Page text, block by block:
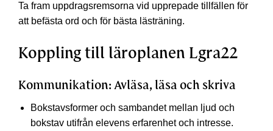
Ta fram uppdragsremsorna vid upprepade tillfällen för
att befästa ord och för bästa lästräning.
Koppling till läroplanen Lgra22
Kommunikation: Avläsa, läsa och skriva
Bokstavsformer och sambandet mellan ljud och
bokstav utifrån elevens erfarenhet och intresse.